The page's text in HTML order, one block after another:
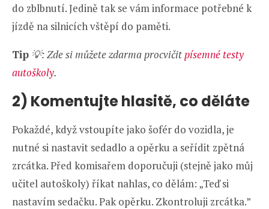
do zblbnutí. Jedině tak se vám informace potřebné k
jízdě na silnicích vštěpí do paměti.
Tip 💡: Zde si můžete zdarma procvičitpísemné testy
autoškoly.
2) Komentujte hlasitě, co děláte
Pokaždé, když vstoupíte jako šofér do vozidla, je
nutné si nastavit sedadlo a opěrku a seřídit zpětná
zrcátka. Před komisařem doporučuji (stejně jako můj
učitel autoškoly) říkat nahlas, co dělám: „Teď si
nastavím sedačku. Pak opěrku. Zkontroluji zrcátka.”